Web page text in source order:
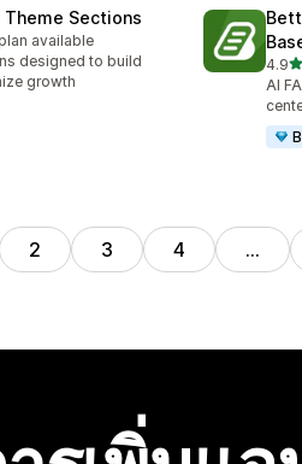
Theme Sections
available
designed to build
growth
4.9เ
ทั้งห
AI
2 3 4 …